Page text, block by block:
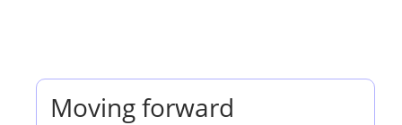
Moving forward